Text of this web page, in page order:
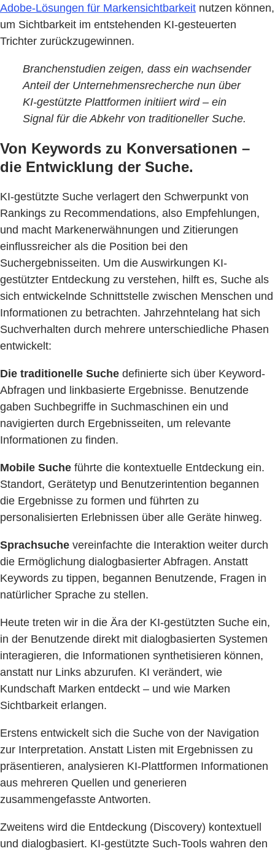
Adobe-Lösungen für Markensichtbarkeit nutzen können,
um Sichtbarkeit im entstehenden KI-gesteuerten
Trichter zurückzugewinnen.
Branchenstudien zeigen, dass ein wachsender
Anteil der Unternehmensrecherche nun über
KI-gestützte Plattformen initiiert wird – ein
Signal für die Abkehr von traditioneller Suche.
Von Keywords zu Konversationen –
die Entwicklung der Suche.
KI-gestützte Suche verlagert den Schwerpunkt von
Rankings zu Recommendations, also Empfehlungen,
und macht Markenerwähnungen und Zitierungen
einflussreicher als die Position bei den
Suchergebnisseiten. Um die Auswirkungen KI-
gestützter Entdeckung zu verstehen, hilft es, Suche als
sich entwickelnde Schnittstelle zwischen Menschen und
Informationen zu betrachten. Jahrzehntelang hat sich
Suchverhalten durch mehrere unterschiedliche Phasen
entwickelt:
Die traditionelle Suche definierte sich über Keyword-
Abfragen und linkbasierte Ergebnisse. Benutzende
gaben Suchbegriffe in Suchmaschinen ein und
navigierten durch Ergebnisseiten, um relevante
Informationen zu finden.
Mobile Suche führte die kontextuelle Entdeckung ein.
Standort, Gerätetyp und Benutzerintention begannen
die Ergebnisse zu formen und führten zu
personalisierten Erlebnissen über alle Geräte hinweg.
Sprachsuche vereinfachte die Interaktion weiter durch
die Ermöglichung dialogbasierter Abfragen. Anstatt
Keywords zu tippen, begannen Benutzende, Fragen in
natürlicher Sprache zu stellen.
Heute treten wir in die Ära der KI-gestützten Suche ein,
in der Benutzende direkt mit dialogbasierten Systemen
interagieren, die Informationen synthetisieren können,
anstatt nur Links abzurufen. KI verändert, wie
Kundschaft Marken entdeckt – und wie Marken
Sichtbarkeit erlangen.
Erstens entwickelt sich die Suche von der Navigation
zur Interpretation. Anstatt Listen mit Ergebnissen zu
präsentieren, analysieren KI-Plattformen Informationen
aus mehreren Quellen und generieren
zusammengefasste Antworten.
Zweitens wird die Entdeckung (Discovery) kontextuell
und dialogbasiert. KI-gestützte Such-Tools wahren den